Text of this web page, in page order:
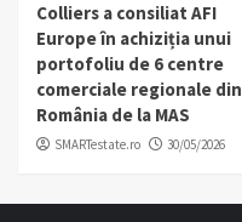
Colliers a consiliat AFI
Europe în achiziția unui
portofoliu de 6 centre
comerciale regionale din
România de la MAS
SMARTestate.ro 30/05/2026